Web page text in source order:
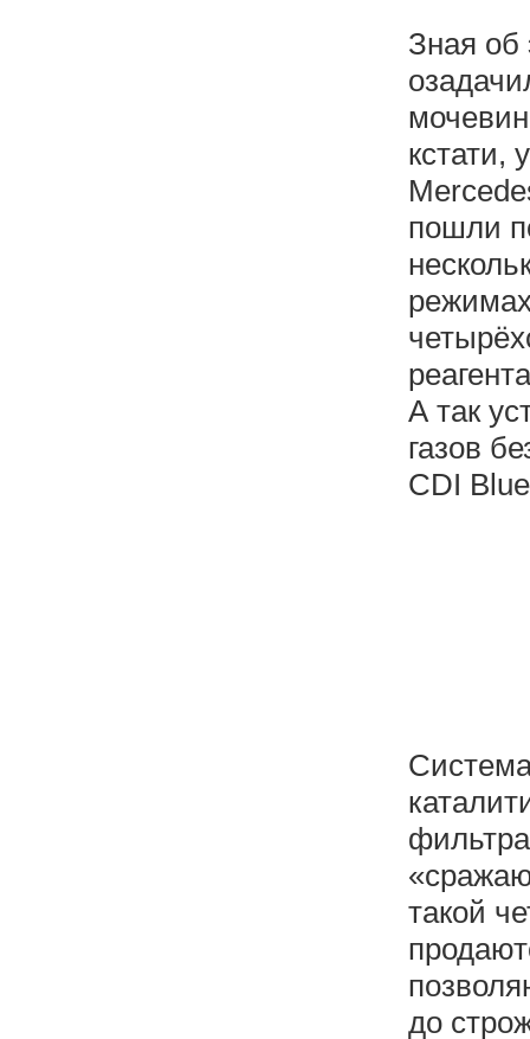
Зная об
кстати,
пошли
А так
газов
CDI
такой
до